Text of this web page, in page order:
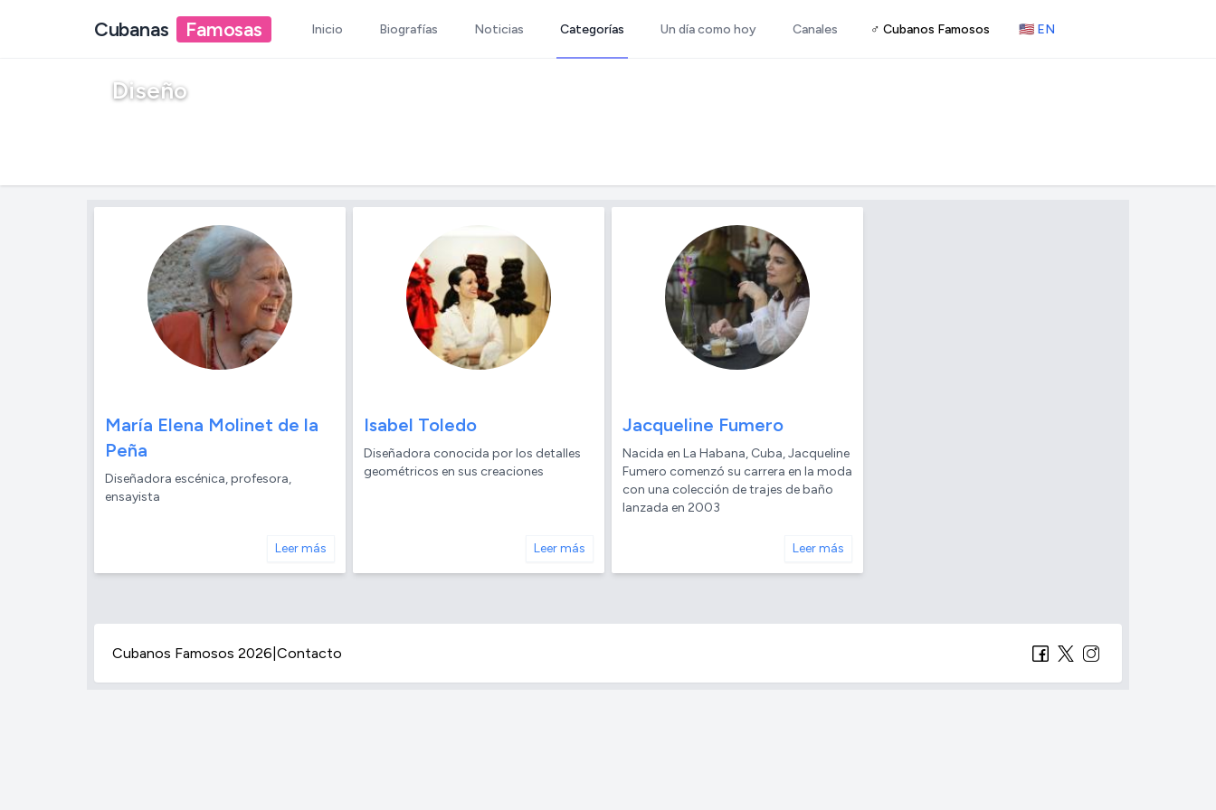
Cubanas Famosas Inicio Biografías Noticias Categorías Un día como hoy Canales ♂ Cubanos Famosos 🇺🇸 EN
Diseño
María Elena Molinet de la
Peña
Diseñadora escénica, profesora,
ensayista
Leer más
Isabel Toledo
Diseñadora conocida por los detalles
geométricos en sus creaciones
Leer más
Jacqueline Fumero
Nacida en La Habana, Cuba, Jacqueline
Fumero comenzó su carrera en la moda
con una colección de trajes de baño
lanzada en 2003
Leer más
Cubanos Famosos 2026 Contacto